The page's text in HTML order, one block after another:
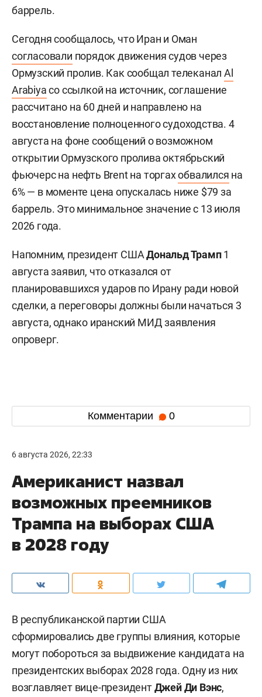
баррель.
Сегодня сообщалось, что Иран и Оман
согласовали порядок движения судов через
Ормузский пролив. Как сообщал телеканал Al
Arabiyaсо ссылкой на источник, соглашение
рассчитано на 60 дней и направлено на
восстановление полноценного судоходства. 4
августа на фоне сообщений о возможном
открытии Ормузского пролива октябрьский
фьючерс на нефть Brent на торгахобвалился на
6% — в моменте цена опускалась ниже $79 за
баррель. Это минимальное значение с 13 июля
2026 года.
Напомним, президент СШАДональд Трамп1
августа заявил, что отказался от
планировавшихся ударов по Ирану ради новой
сделки, а переговоры должны были начаться 3
августа, однако иранский МИД заявления
опроверг.
Комментарии 0
6 августа 2026, 22:33
Американист назвал
возможных преемников
Трампа на выборах США
в 2028 году
В республиканской партии США
сформировались две группы влияния, которые
могут побороться за выдвижение кандидата на
президентских выборах 2028 года. Одну из них
возглавляет вице-президентДжей Ди Вэнс,